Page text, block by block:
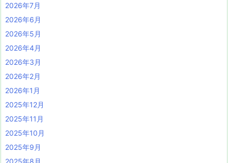
2026年7月
2026年6月
2026年5月
2026年4月
2026年3月
2026年2月
2026年1月
2025年12月
2025年11月
2025年10月
2025年9月